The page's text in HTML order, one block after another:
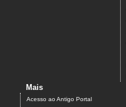
Mais
Acesso ao Antigo Portal